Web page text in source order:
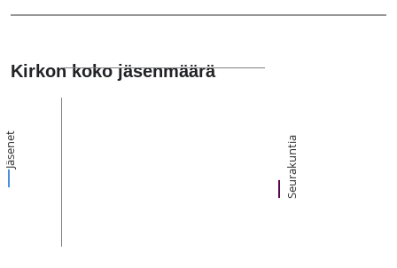
Kirkon koko jäsenmäärä
Jäsenet Seurakuntia